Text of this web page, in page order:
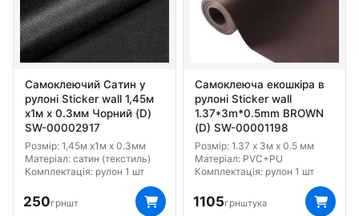
Самоклеючий Сатин у
рулоні Sticker wall 1,45м
х1м х 0.3мм Чорний (D)
SW-00002917
Розмір: 1,45м х1м х 0.3мм
Матеріал: сатин (текстиль)
Комплектація: рулон 1 шт
250грншт
Самоклеюча екошкіра в
рулоні Sticker wall
1.37*3m*0.5mm BROWN
(D) SW-00001198
Розмір: 1.37 x 3м x 0.5 мм
Матеріал: PVC+PU
Комплектація: рулон 1 шт
1105грнштука